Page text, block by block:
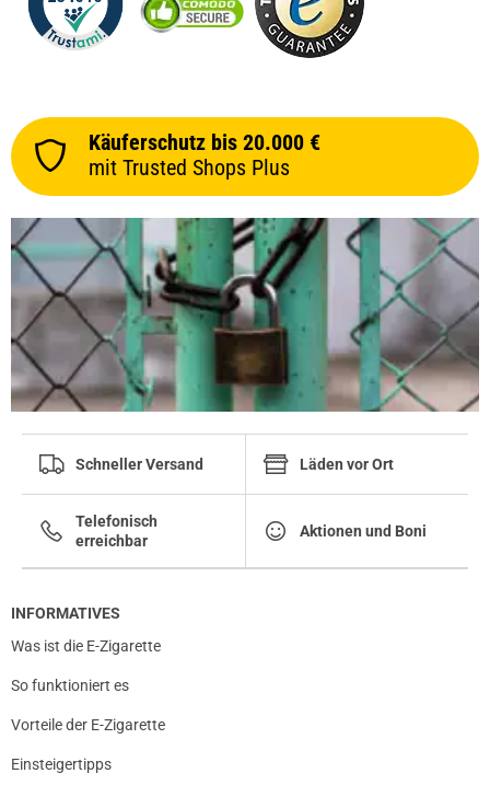
Käuferschutz bis 20.000 €
mit Trusted Shops Plus
Schneller Versand Läden vor Ort
Telefonisch
erreichbar
Aktionen und Boni
INFORMATIVES
Was ist die E-Zigarette
So funktioniert es
Vorteile der E-Zigarette
Einsteigertipps